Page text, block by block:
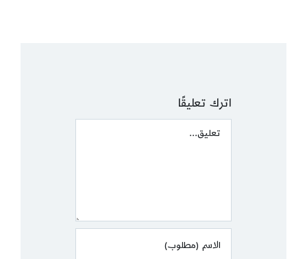
اترك تعليقًا
Comment